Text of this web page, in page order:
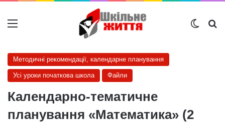
Меню
Методичні рекомендації, календарне планування
Усі уроки початкова школа Файли
Календарно-тематичне
планування «Математика» (2